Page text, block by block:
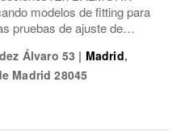
modelos de fitting para
pruebas de ajuste de
de producto y nos
Álvaro 53 | Madrid,
Madrid 28045